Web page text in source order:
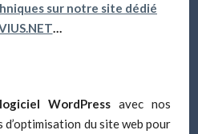
sur notre site dédié
…
logiciel WordPress avec nos
d’optimisation du site web pour